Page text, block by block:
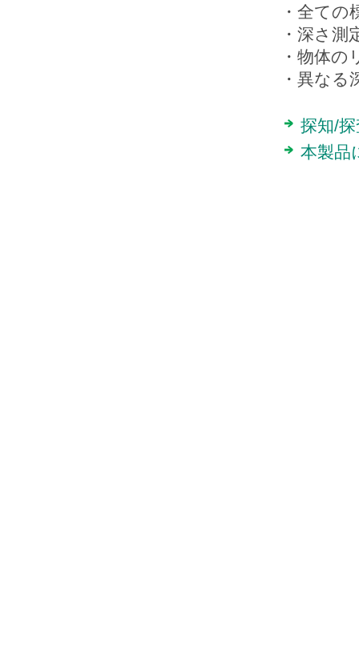
・全て
・深さ
・物体
・異な
探知/
本製品